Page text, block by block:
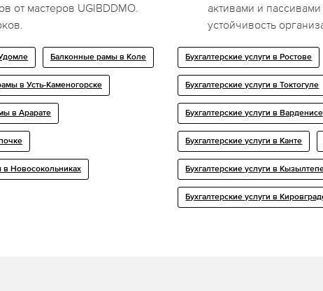
от мастеров UGIBDDMO.
Балконные рамы в Коле
в Усть-Каменогорске
в Арарате
Новосокольниках
активами и
устойчивость
Бухгалтерские услуги в Ростове
Бухгалтерские услуги в Токтогуле
Бухгалтерские услуги в Варденисе
Бухгалтерские услуги в Канте
Бухгалтерские услуги в
Бухгалтерские услуги в